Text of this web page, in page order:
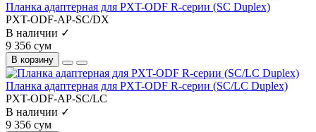
Планка адаптерная для PXT-ODF R-серии (SC Duplex)
PXT-ODF-AP-SC/DX
В наличии ✓
9 356 сум
В корзину
Планка адаптерная для PXT-ODF R-серии (SC/LC Duplex)
PXT-ODF-AP-SC/LC
В наличии ✓
9 356 сум